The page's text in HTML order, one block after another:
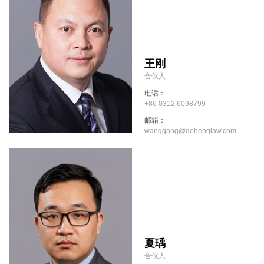
王刚
合伙人
电话：
+86 0312 6098799
邮箱：
wanggang@dehenglaw.com
夏瑀
合伙人